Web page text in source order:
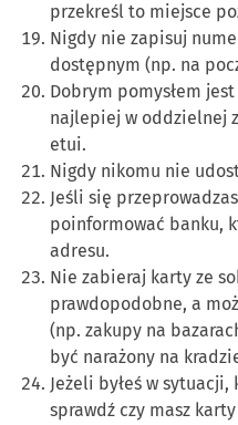
przekreśl to miejsce
Nigdy nie zapisuj
dostępnym (np. na
Dobrym pomysłem
najlepiej w oddzielnej
etui.
Nigdy nikomu nie
Jeśli się
poinformować banku,
adresu.
Nie zabieraj karty ze
prawdopodobne, a
(np. zakupy na
być narażony na
Jeżeli byłeś w
sprawdź czy masz